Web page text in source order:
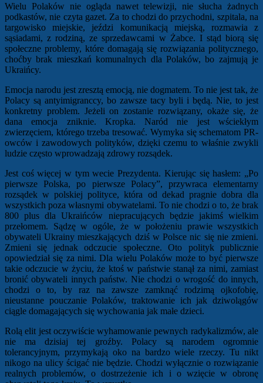
Wielu Polaków nie ogląda nawet telewizji, nie słucha żadnych
podkastów, nie czyta gazet. Za to chodzi do przychodni, szpitala, na
targowisko miejskie, jeździ komunikacją miejską, rozmawia z
sąsiadami, z rodziną, ze sprzedawcami w Żabce. I stąd biorą się
społeczne problemy, które domagają się rozwiązania politycznego,
choćby brak mieszkań komunalnych dla Polaków, bo zajmują je
Ukraińcy.
Emocja narodu jest zresztą emocją, nie dogmatem. To nie jest tak, że
Polacy są antyimigranccy, bo zawsze tacy byli i będą. Nie, to jest
konkretny problem. Jeżeli on zostanie rozwiązany, okaże się, że
dana emocja zniknie. Kropka. Naród nie jest wściekłym
zwierzęciem, którego trzeba tresować. Wymyka się schematom PR-
owców i zawodowych polityków, dzięki czemu to właśnie zwykli
ludzie często wprowadzają zdrowy rozsądek.
Jest coś więcej w tym wecie Prezydenta. Kierując się hasłem: „Po
pierwsze Polska, po pierwsze Polacy”, przywraca elementarny
rozsądek w polskiej polityce, która od dekad pragnie dobra dla
wszystkich poza własnymi obywatelami. To nie chodzi o to, że brak
800 plus dla Ukraińców niepracujących będzie jakimś wielkim
przełomem. Sądzę w ogóle, że w położeniu prawie wszystkich
obywateli Ukrainy mieszkających dziś w Polsce nic się nie zmieni.
Zmieni się jednak odczucie społeczne. Oto polityk publicznie
opowiedział się za nimi. Dla wielu Polaków może to być pierwsze
takie odczucie w życiu, że ktoś w państwie stanął za nimi, zamiast
bronić obywateli innych państw. Nie chodzi o wrogość do innych,
chodzi o to, by raz na zawsze zamknąć rodzimą ojkofobię,
nieustanne pouczanie Polaków, traktowanie ich jak dziwolągów
ciągle domagających się wychowania jak małe dzieci.
Rolą elit jest oczywiście wyhamowanie pewnych radykalizmów, ale
nie ma dzisiaj tej groźby. Polacy są narodem ogromnie
tolerancyjnym, przymykają oko na bardzo wiele rzeczy. Tu nikt
nikogo na ulicy ścigać nie będzie. Chodzi wyłącznie o rozwiązanie
realnych problemów, o dostrzeżenie ich i o wzięcie w obronę